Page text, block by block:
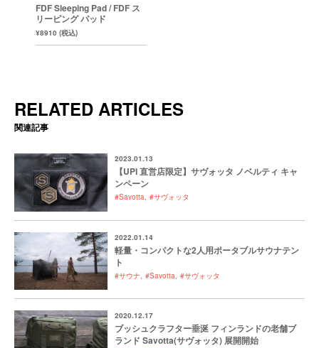
FDF Sleeping Pad / FDF ス
リーピング パッド
¥8910 (税込)
RELATED ARTICLES
関連記事
2023.01.13
【UPI 直営店限定】サヴォッタ ノベルティ キャ
ンペーン
#Savotta #サヴォッタ
2022.01.14
軽量・コンパクトな2人用ポータブルサウナテン
ト
#サウナ #Savotta #サヴォッタ
2020.12.17
ブッシュクラフター垂涎 フィンランドの老舗ブ
ランド Savotta(サヴォッタ) 展開開始